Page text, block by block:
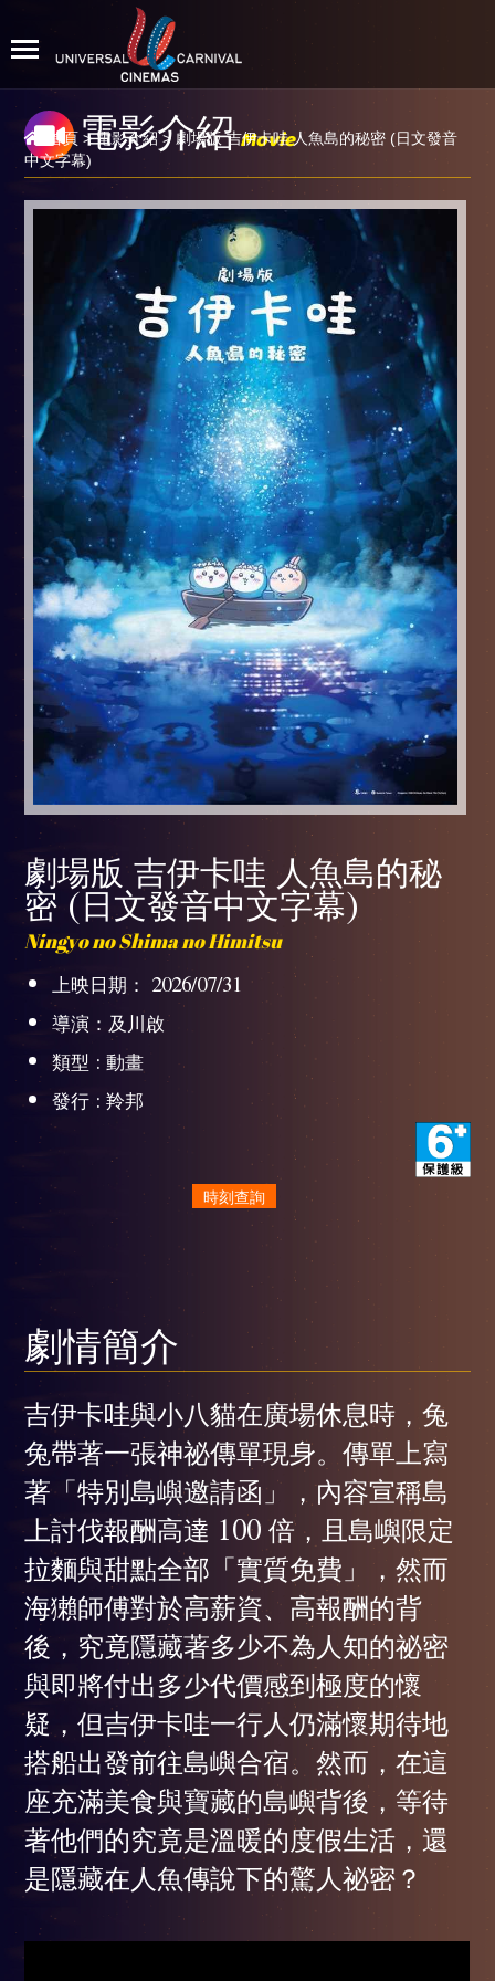
電影介紹Movie
首頁 >電影介紹> 劇場版 吉伊卡哇 人魚島的秘密 (日文發音
中文字幕)
劇場版 吉伊卡哇 人魚島的秘
密 (日文發音中文字幕)
Ningyo no Shima no Himitsu
上映日期： 2026/07/31
導演：及川啟
類型 : 動畫
發行 : 羚邦
時刻查詢
劇情簡介
吉伊卡哇與小八貓在廣場休息時，兔
兔帶著一張神祕傳單現身。傳單上寫
著「特別島嶼邀請函」，內容宣稱島
上討伐報酬高達 100 倍，且島嶼限定
拉麵與甜點全部「實質免費」，然而
海獺師傅對於高薪資、高報酬的背
後，究竟隱藏著多少不為人知的祕密
與即將付出多少代價感到極度的懷
疑，但吉伊卡哇一行人仍滿懷期待地
搭船出發前往島嶼合宿。然而，在這
座充滿美食與寶藏的島嶼背後，等待
著他們的究竟是溫暖的度假生活，還
是隱藏在人魚傳說下的驚人祕密？